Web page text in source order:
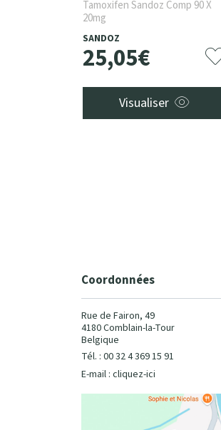
Tamoxifen Sandoz Comp 90 X
20mg
SANDOZ
25,05€
Visualiser
Coordonnées
Rue de Fairon, 49
4180 Comblain-la-Tour
Belgique
Tél. : 00 32 4 369 15 91
E-mail : cliquez-ici